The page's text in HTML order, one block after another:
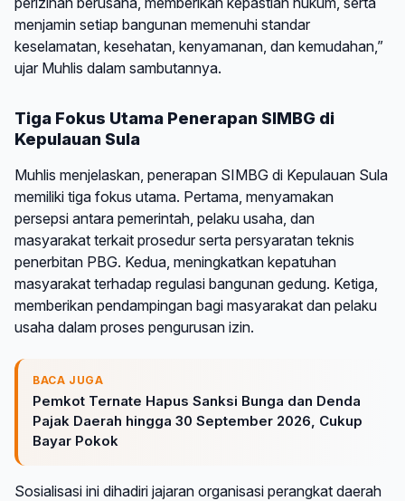
menjamin setiap bangunan memenuhi standar
keselamatan, kesehatan, kenyamanan, dan kemudahan,”
ujar Muhlis dalam sambutannya.
Tiga Fokus Utama Penerapan SIMBG di
Kepulauan Sula
Muhlis menjelaskan, penerapan SIMBG di Kepulauan Sula
memiliki tiga fokus utama. Pertama, menyamakan
persepsi antara pemerintah, pelaku usaha, dan
masyarakat terkait prosedur serta persyaratan teknis
penerbitan PBG. Kedua, meningkatkan kepatuhan
masyarakat terhadap regulasi bangunan gedung. Ketiga,
memberikan pendampingan bagi masyarakat dan pelaku
usaha dalam proses pengurusan izin.
BACA JUGA
Pemkot Ternate Hapus Sanksi Bunga dan Denda
Pajak Daerah hingga 30 September 2026, Cukup
Bayar Pokok
Sosialisasi ini dihadiri jajaran organisasi perangkat daerah